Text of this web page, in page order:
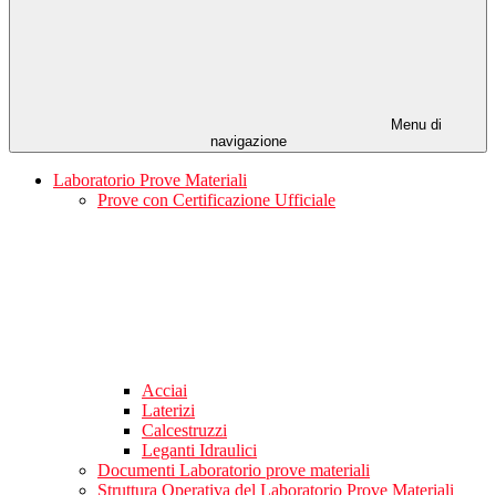
Menu di
navigazione
Laboratorio Prove Materiali
Prove con Certificazione Ufficiale
Acciai
Laterizi
Calcestruzzi
Leganti Idraulici
Documenti Laboratorio prove materiali
Struttura Operativa del Laboratorio Prove Materiali